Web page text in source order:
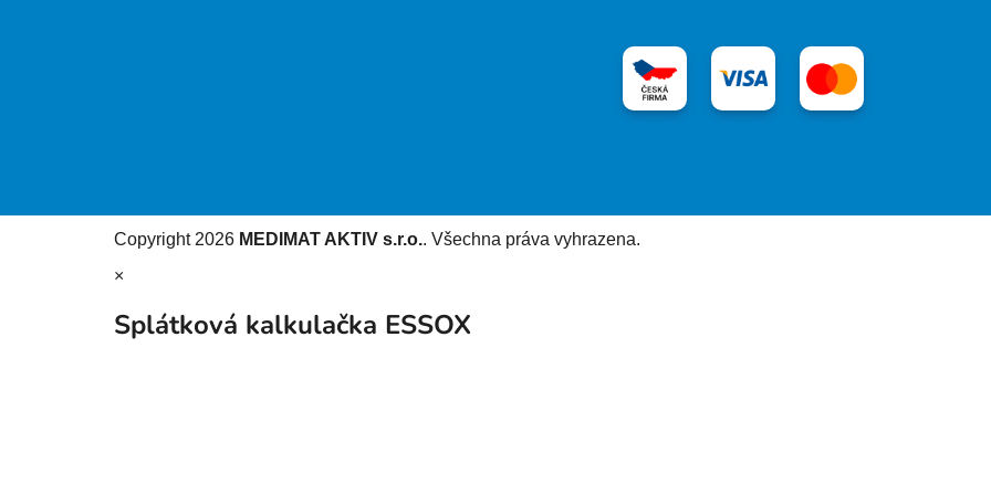
Copyright 2026 MEDIMAT AKTIV s.r.o.. Všechna práva vyhrazena.
×
Splátková kalkulačka ESSOX